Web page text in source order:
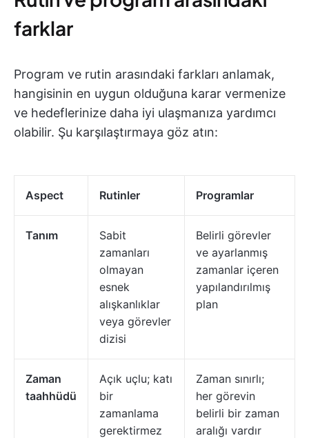
farklar
Program ve rutin arasındaki farkları anlamak,
hangisinin en uygun olduğuna karar vermenize
ve hedeflerinize daha iyi ulaşmanıza yardımcı
olabilir. Şu karşılaştırmaya göz atın:
Aspect Rutinler Programlar
Tanım
Sabit
zamanları
olmayan
esnek
alışkanlıklar
veya görevler
dizisi
Belirli görevler
ve ayarlanmış
zamanlar içeren
yapılandırılmış
plan
Zaman
taahhüdü
Açık uçlu; katı
bir
zamanlama
gerektirmez
Zaman sınırlı;
her görevin
belirli bir zaman
aralığı vardır